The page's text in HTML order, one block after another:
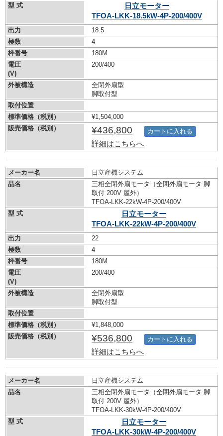
型 式
日立モーター
TFOA-LKK-18.5kW-4P-200/400V
出力
18.5
極数
4
枠番号
180M
電圧
(V)
200/400
外被構造
全閉外扇型
脚取付型
取付位置
標準価格（税別）
¥1,504,000
販売価格（税別）
¥436,800
詳細はこちらへ
カートに入れる
メーカー名
日立産機システム
品名
三相全閉外扇モータ（全閉外扇モータ 脚
取付 200V 屋外）
TFOA-LKK-22kW-4P-200/400V
型 式
日立モーター
TFOA-LKK-22kW-4P-200/400V
出力
22
極数
4
枠番号
180M
電圧
(V)
200/400
外被構造
全閉外扇型
脚取付型
取付位置
標準価格（税別）
¥1,848,000
販売価格（税別）
¥536,800
詳細はこちらへ
カートに入れる
メーカー名
日立産機システム
品名
三相全閉外扇モータ（全閉外扇モータ 脚
取付 200V 屋外）
TFOA-LKK-30kW-4P-200/400V
型 式
日立モーター
TFOA-LKK-30kW-4P-200/400V